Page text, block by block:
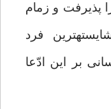
پذيرفت و زمام
فرد
بر اين ادّعا